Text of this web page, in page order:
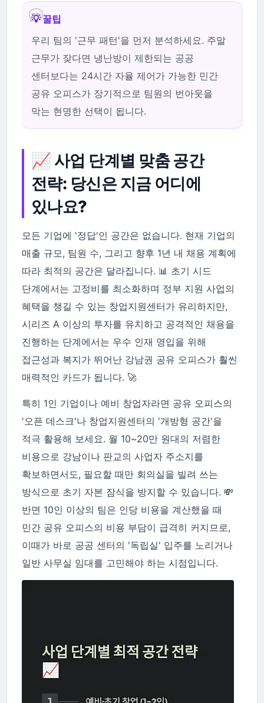
💡 꿀팁
우리 팀의 '근무 패턴'을 먼저 분석하세요. 주말
근무가 잦다면 냉난방이 제한되는 공공
센터보다는 24시간 자율 제어가 가능한 민간
공유 오피스가 장기적으로 팀원의 번아웃을
막는 현명한 선택이 됩니다.
📈 사업 단계별 맞춤 공간
전략: 당신은 지금 어디에
있나요?
모든 기업에 '정답'인 공간은 없습니다. 현재 기업의
매출 규모, 팀원 수, 그리고 향후 1년 내 채용 계획에
따라 최적의 공간은 달라집니다. 📊 초기 시드
단계에서는 고정비를 최소화하며 정부 지원 사업의
혜택을 챙길 수 있는 창업지원센터가 유리하지만,
시리즈 A 이상의 투자를 유치하고 공격적인 채용을
진행하는 단계에서는 우수 인재 영입을 위해
접근성과 복지가 뛰어난 강남권 공유 오피스가 훨씬
매력적인 카드가 됩니다. 🚀
특히 1인 기업이나 예비 창업자라면 공유 오피스의
'오픈 데스크'나 창업지원센터의 '개방형 공간'을
적극 활용해 보세요. 월 10~20만 원대의 저렴한
비용으로 강남이나 판교의 사업자 주소지를
확보하면서도, 필요할 때만 회의실을 빌려 쓰는
방식으로 초기 자본 잠식을 방지할 수 있습니다. 💸
반면 10인 이상의 팀은 인당 비용을 계산했을 때
민간 공유 오피스의 비용 부담이 급격히 커지므로,
이때가 바로 공공 센터의 '독립실' 입주를 노리거나
일반 사무실 임대를 고민해야 하는 시점입니다.